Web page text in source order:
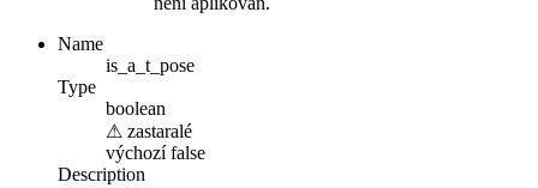
Name
is_a_t_pose
Type
boolean
⚠ zastaralé
výchozí false
Description